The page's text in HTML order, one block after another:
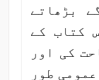
بڑھاتے
کتاب کے
کی اور
طور